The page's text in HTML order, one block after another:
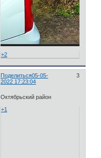
+2
Поделиться 3
05-05-
2022 17:23:04
Октябрьский район
+1